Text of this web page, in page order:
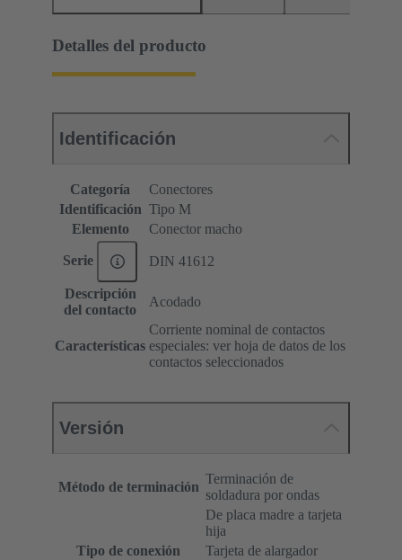
Detalles del producto
Identificación
Categoría
Conectores
Identificación Tipo M
Elemento
Conector macho
Serie DIN 41612
Descripción
del contacto
Acodado
Características
Corriente nominal de contactos
especiales: ver hoja de datos de los
contactos seleccionados
Versión
Método de terminación
Terminación de
soldadura por ondas
Tipo de conexión
De placa madre a tarjeta
hija
Tarjeta de alargador